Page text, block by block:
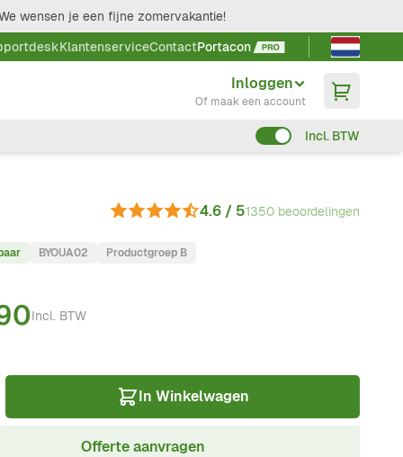
wensen je een fijne zomervakantie!
KlantenserviceContactPortacon
Taal kiezen
Inloggen
Of maak een account
Incl. BTW
4.6 / 51350 beoordelingen
BYOUA02 Productgroep B
Incl. BTW
In Winkelwagen
Offerte aanvragen